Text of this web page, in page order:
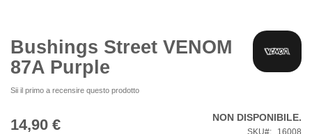
galleria
di
immagini
Bushings Street VENOM
87A Purple
Sii il primo a recensire questo prodotto
14,90 € NON DISPONIBILE.
SKU 16008